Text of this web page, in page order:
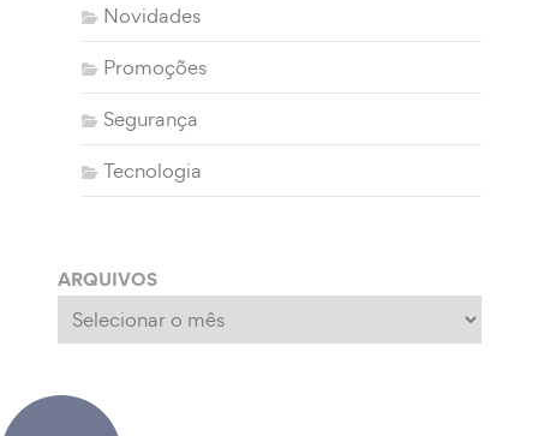
Novidades
Promoções
Segurança
Tecnologia
ARQUIVOS
Arquivos